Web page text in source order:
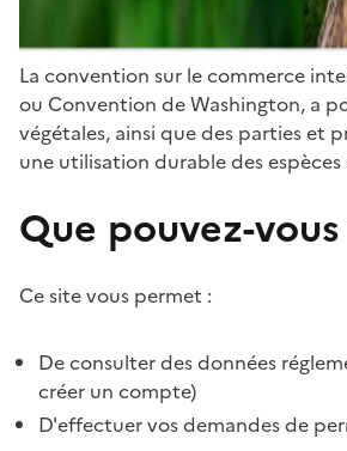
La convention sur le commerce
ou Convention de Washington, a
végétales, ainsi que des parties et
une utilisation durable des
Que pouvez-
Ce site vous permet :
De consulter des données
créer un compte)
D'effectuer vos demandes de